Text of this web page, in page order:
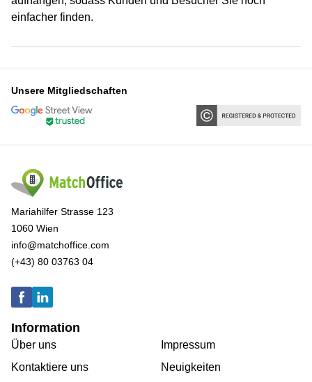
einfacher finden.
Unsere Mitgliedschaften
Mariahilfer Strasse 123
1060 Wien
info@matchoffice.com
(+43) 80 03763 04
Information
Über uns
Kontaktiere uns
Impressum
Neuigkeiten